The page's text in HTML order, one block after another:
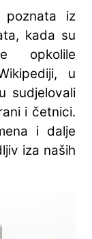
poznata iz
kada su
opkolile
u
sudjelovali
i četnici.
i dalje
iza naših